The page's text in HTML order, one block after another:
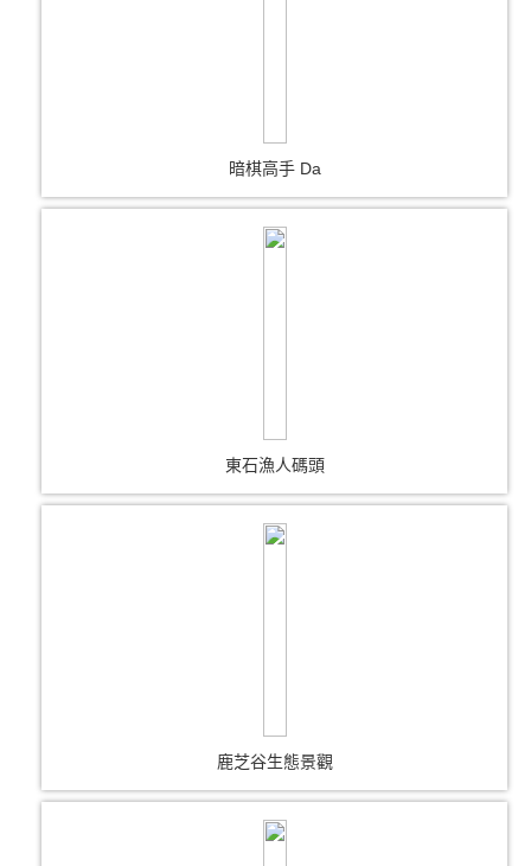
暗棋高手 Da
東石漁人碼頭
鹿芝谷生態景觀